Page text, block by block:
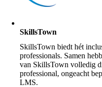
SkillsTown
SkillsTown biedt hét
professionals. Samen
van SkillsTown volledig
professional, ongeacht
LMS.